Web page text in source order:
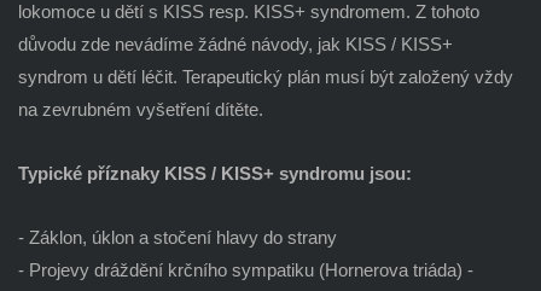
lokomoce u dětí s KISS resp. KISS+ syndromem. Z tohoto
důvodu zde nevádíme žádné návody, jak KISS / KISS+
syndrom u dětí léčit. Terapeutický plán musí být založený vždy
na zevrubném vyšetření dítěte.
Typické příznaky KISS / KISS+ syndromu jsou:
- Záklon, úklon a stočení hlavy do strany
- Projevy dráždění krčního sympatiku (Hornerova triáda) -